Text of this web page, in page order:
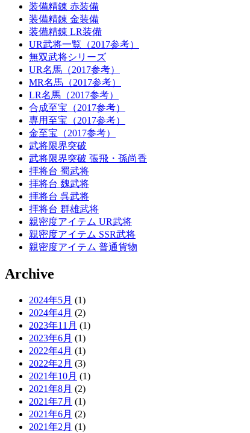
装備精錬 赤装備
装備精錬 金装備
装備精錬 LR装備
UR武将一覧（2017参考）
無双武将シリーズ
UR名馬（2017参考）
MR名馬（2017参考）
LR名馬（2017参考）
合成至宝（2017参考）
専用至宝（2017参考）
金至宝（2017参考）
武将限界突破
武将限界突破 張飛・孫尚香
拝将台 蜀武将
拝将台 魏武将
拝将台 呉武将
拝将台 群雄武将
親密度アイテム UR武将
親密度アイテム SSR武将
親密度アイテム 普通貨物
Archive
2024年5月 (1)
2024年4月 (2)
2023年11月 (1)
2023年6月 (1)
2022年4月 (1)
2022年2月 (3)
2021年10月 (1)
2021年8月 (2)
2021年7月 (1)
2021年6月 (2)
2021年2月 (1)